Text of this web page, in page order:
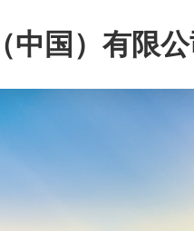
中国）有限